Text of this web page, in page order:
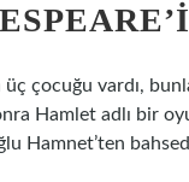
çocuğu vardı,
Hamlet adlı bir
Hamnet’ten